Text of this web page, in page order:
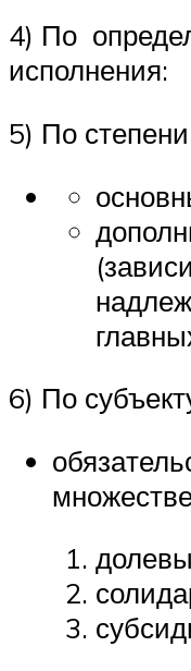
4) По
исполнения:
5) По
6) По